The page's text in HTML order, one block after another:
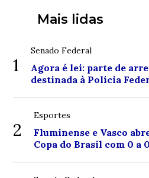
Mais lidas
1
Senado Federal
Agora é lei: parte de
destinada à Polícia
2
Esportes
Fluminense e Vasco
Copa do Brasil com 0 a 0